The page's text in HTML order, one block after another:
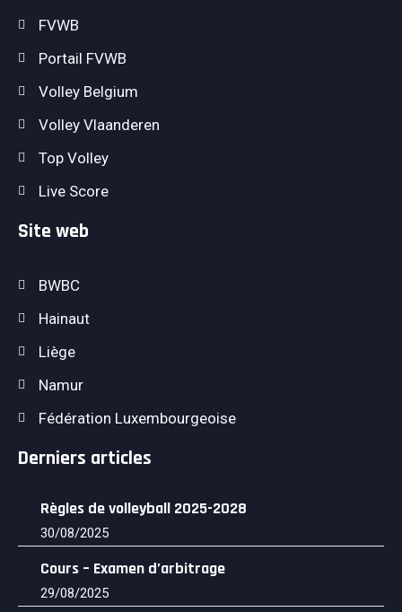
FVWB
Portail FVWB
Volley Belgium
Volley Vlaanderen
Top Volley
Live Score
Site web
BWBC
Hainaut
Liège
Namur
Fédération Luxembourgeoise
Derniers articles
Règles de volleyball 2025-2028
30/08/2025
Cours – Examen d’arbitrage
29/08/2025